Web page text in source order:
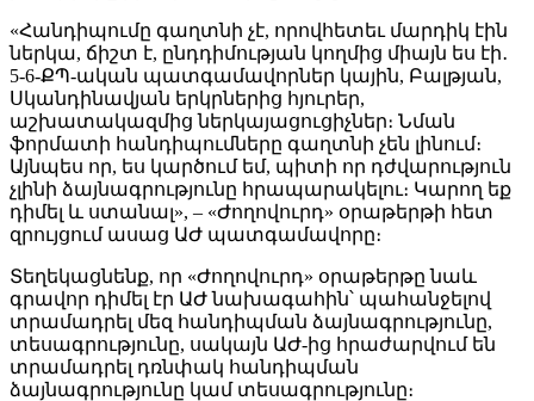
«Հանդիպումը գաղտնի չէ, որովհետեւ մարդիկ էին
ներկա, ճիշտ է, ընդդիմության կողմից միայն ես էի․
5-6-ՔՊ-ական պատգամավորներ կային, Բալթյան,
Սկանդինավյան երկրներից հյուրեր,
աշխատակազմից ներկայացուցիչներ։ Նման
ֆորմատի հանդիպումները գաղտնի չեն լինում։
Այնպես որ, ես կարծում եմ, պիտի որ դժվարություն
չլինի ձայնագրությունը հրապարակելու։ Կարող եք
դիմել և ստանալ», – «Ժողովուրդ» օրաթերթի հետ
զրույցում ասաց ԱԺ պատգամավորը։
Տեղեկացնենք, որ «Ժողովուրդ» օրաթերթը նաև
գրավոր դիմել էր ԱԺ նախագահին՝ պահանջելով
տրամադրել մեզ հանդիպման ձայնագրությունը,
տեսագրությունը, սակայն ԱԺ-ից հրաժարվում են
տրամադրել դռնփակ հանդիպման
ձայնագրությունը կամ տեսագրությունը։